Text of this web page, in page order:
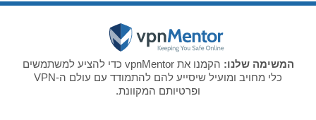
המשימה שלנו:
הקמנו את vpnMentor כדי להציע למשתמשים
כלי מחויב ומועיל שיסייע להם להתמודד עם עולם ה-VPN
ופרטיותם המקוונת.